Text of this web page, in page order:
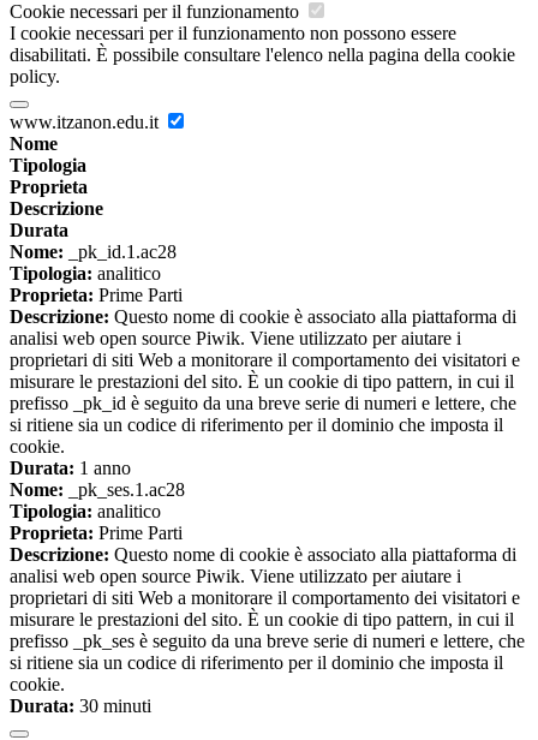
Cookie necessari per il funzionamento
I cookie necessari per il funzionamento non possono essere
disabilitati. È possibile consultare l'elenco nella pagina della cookie
policy.
www.itzanon.edu.it
Nome
Tipologia
Proprieta
Descrizione
Durata
Nome: _pk_id.1.ac28
Tipologia: analitico
Proprieta: Prime Parti
Descrizione: Questo nome di cookie è associato alla piattaforma di
analisi web open source Piwik. Viene utilizzato per aiutare i
proprietari di siti Web a monitorare il comportamento dei visitatori e
misurare le prestazioni del sito. È un cookie di tipo pattern, in cui il
prefisso _pk_id è seguito da una breve serie di numeri e lettere, che
si ritiene sia un codice di riferimento per il dominio che imposta il
cookie.
Durata: 1 anno
Nome: _pk_ses.1.ac28
Tipologia: analitico
Proprieta: Prime Parti
Descrizione: Questo nome di cookie è associato alla piattaforma di
analisi web open source Piwik. Viene utilizzato per aiutare i
proprietari di siti Web a monitorare il comportamento dei visitatori e
misurare le prestazioni del sito. È un cookie di tipo pattern, in cui il
prefisso _pk_ses è seguito da una breve serie di numeri e lettere, che
si ritiene sia un codice di riferimento per il dominio che imposta il
cookie.
Durata: 30 minuti